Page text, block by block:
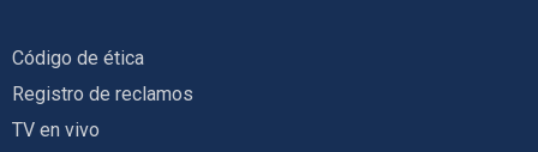
Código de ética
Registro de reclamos
TV en vivo